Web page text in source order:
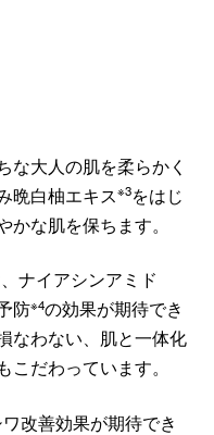
な大人の肌を柔らかく
晩白柚エキス※3をはじ
な肌を保ちます。
ナイアシンアミド
防※4の効果が期待でき
なわない、肌と一体化
だわっています。
改善効果が期待でき